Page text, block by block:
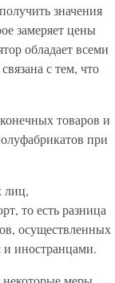
значения
замеряет цены
обладает всеми
с тем, что
товаров и
при
лиц,
то есть разница
осуществленных
и иностранцами.